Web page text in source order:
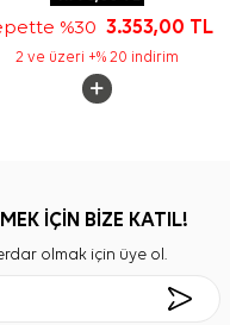
%30 3.353,00 TL
2 ve üzeri +% 20 indirim
İÇİN BİZE KATIL!
olmak için üye ol.